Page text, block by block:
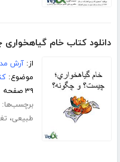
دانلود کتاب خام
از:آرش
موضوع:
۳۹ صفحه
برچسب‌ها:
طبیعی،